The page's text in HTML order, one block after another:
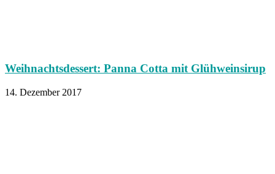
Weihnachtsdessert: Panna Cotta mit Glühweinsirup
14. Dezember 2017